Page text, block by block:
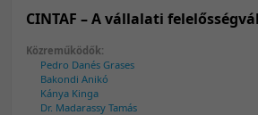
Utolsó
CINTAF – A vállalati
Közreműködők:
Pedro Danés Grases
Bakondi Anikó
Kánya Kinga
Dr. Madarassy Tamás